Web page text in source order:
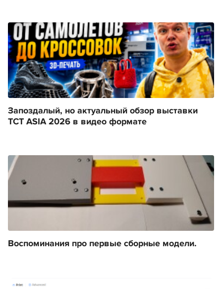
Запоздалый, но актуальный обзор выставки
TCT ASIA 2026 в видео формате
Воспоминания про первые сборные модели.